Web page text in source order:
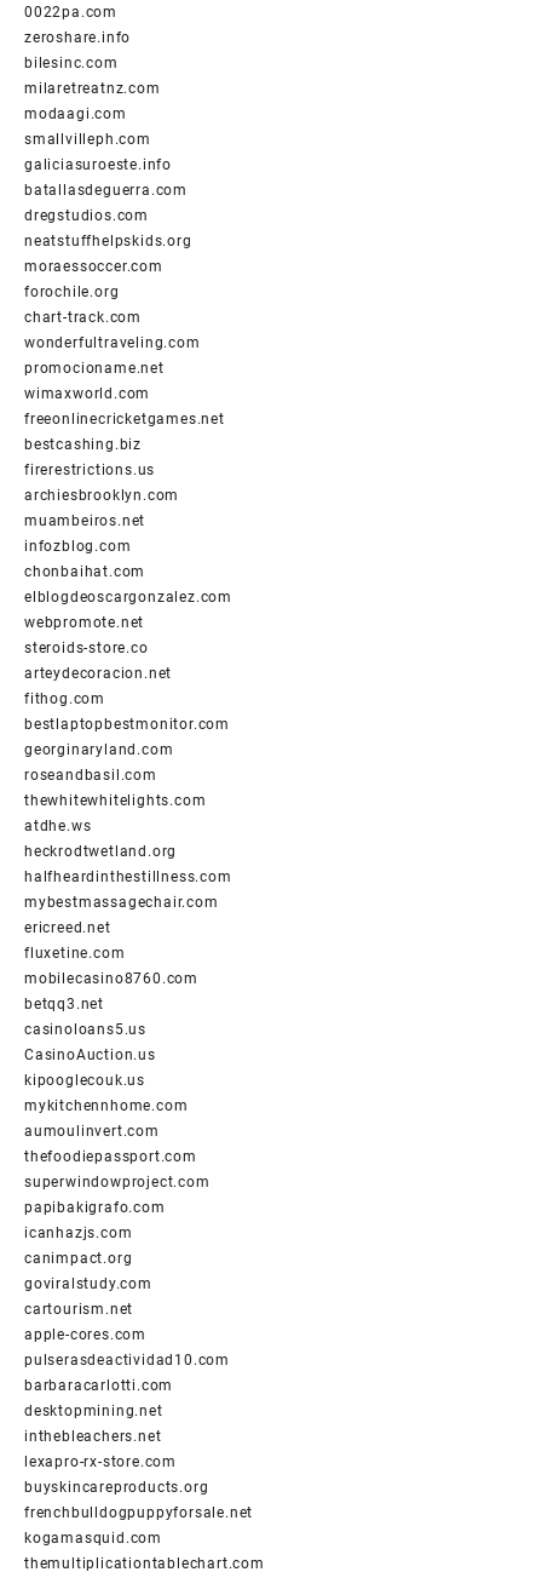
0022pa.com
zeroshare.info
bilesinc.com
milaretreatnz.com
modaagi.com
smallvilleph.com
galiciasuroeste.info
batallasdeguerra.com
dregstudios.com
neatstuffhelpskids.org
moraessoccer.com
forochile.org
chart-track.com
wonderfultraveling.com
promocioname.net
wimaxworld.com
freeonlinecricketgames.net
bestcashing.biz
firerestrictions.us
archiesbrooklyn.com
muambeiros.net
infozblog.com
chonbaihat.com
elblogdeoscargonzalez.com
webpromote.net
steroids-store.co
arteydecoracion.net
fithog.com
bestlaptopbestmonitor.com
georginaryland.com
roseandbasil.com
thewhitewhitelights.com
atdhe.ws
heckrodtwetland.org
halfheardinthestillness.com
mybestmassagechair.com
ericreed.net
fluxetine.com
mobilecasino8760.com
betqq3.net
casinoloans5.us
CasinoAuction.us
kipooglecouk.us
mykitchennhome.com
aumoulinvert.com
thefoodiepassport.com
superwindowproject.com
papibakigrafo.com
icanhazjs.com
canimpact.org
goviralstudy.com
cartourism.net
apple-cores.com
pulserasdeactividad10.com
barbaracarlotti.com
desktopmining.net
inthebleachers.net
lexapro-rx-store.com
buyskincareproducts.org
frenchbulldogpuppyforsale.net
kogamasquid.com
themultiplicationtablechart.com